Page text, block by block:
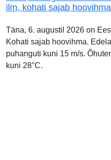
ilm, kohati sajab hoovihma
Täna, 6. augustil 2026 on
Kohati sajab hoovihma.
puhanguti kuni 15 m/s.
kuni 28°C.